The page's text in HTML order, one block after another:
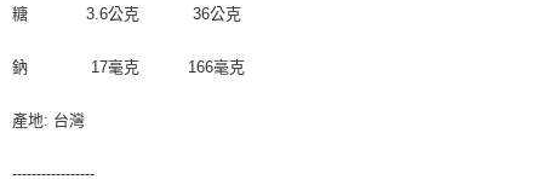
糖 3.6公克 36公克
鈉 17毫克 166毫克
產地: 台灣
-----------------